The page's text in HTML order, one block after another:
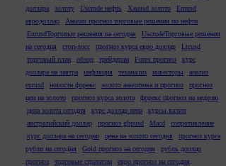
доллара
золоту Uscrude нефть Xauusd золото
Eurusd
евродоллар
Анализ прогноз торговые решения по нефти
EurusdТорговые решения на сегодня
UscrudeТорговые решения
на сегодня
стоп-лосс прогноз курса евро доллар
Ltcusd
торговый план
обзор трейдерам Forex прогноз
курс
доллара на завтра
инфляция теханализ инвесторы
анализ
eurusd
новости форекс золото аналитика и прогноз
прогноз
цен на золото
прогноз курса золота
форекс прогноз на неделю
цена золота сегодня
курс доллар иена
курсы валют
австралийский доллар
прогноз gbpusd Macd
сопротивление
курс доллара на сегодня
цена на золото сегодня
прогноз курса
рубля на сегодня
Gold прогноз на сегодня
рубль доллар
прогноз
торговые стратегии
евро прогноз на сегодня